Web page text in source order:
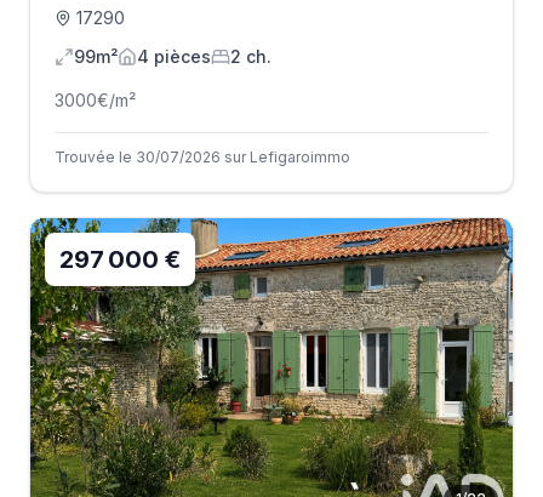
17290
99m²
4 pièces 2 ch.
3000€/m²
Trouvée le 30/07/2026 sur Lefigaroimmo
297 000 €